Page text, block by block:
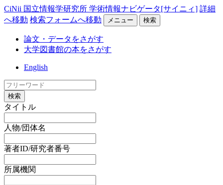
CiNii 国立情報学研究所 学術情報ナビゲータ[サイニィ] 詳細
へ移動 検索フォームへ移動 メニュー 検索
論文・データをさがす
大学図書館の本をさがす
English
検索
タイトル
人物/団体名
著者ID/研究者番号
所属機関